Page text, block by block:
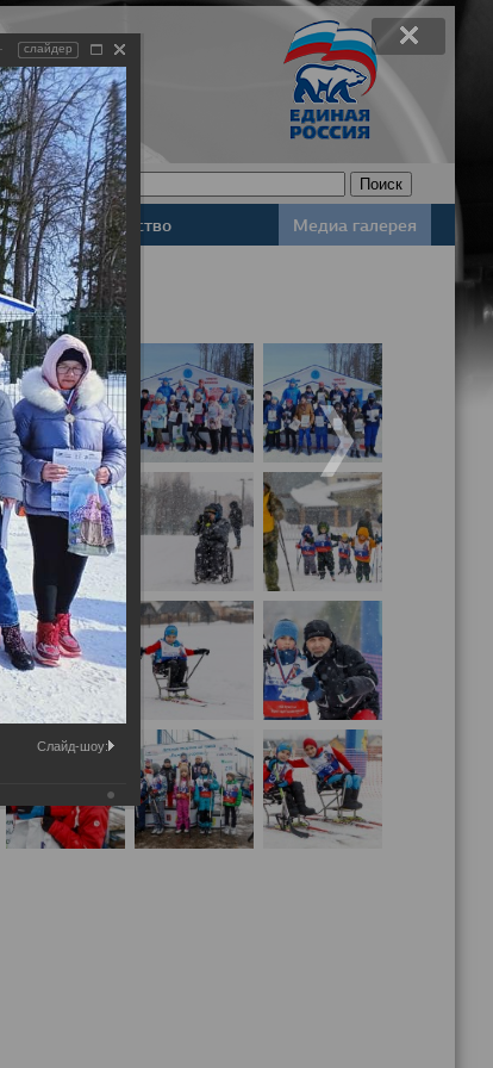
Законодательство Медиа галерея
слайдер
Слайд-шоу: